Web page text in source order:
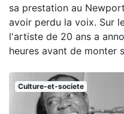
sa prestation au
avoir perdu la voix. Sur
l'artiste de 20 ans a
heures avant de monter
Culture-et-societe